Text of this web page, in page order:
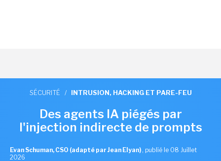
SÉCURITÉ / INTRUSION, HACKING ET PARE-FEU
Des agents IA piégés par
l'injection indirecte de prompts
Evan Schuman, CSO (adapté par Jean Elyan) , publié le 08 Juillet
2026